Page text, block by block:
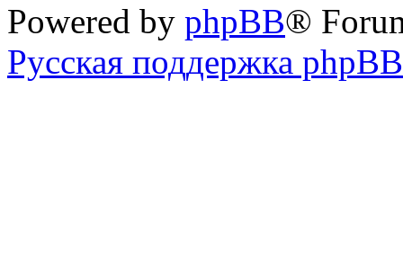
Powered by phpBB®
Русская поддержка phpBB